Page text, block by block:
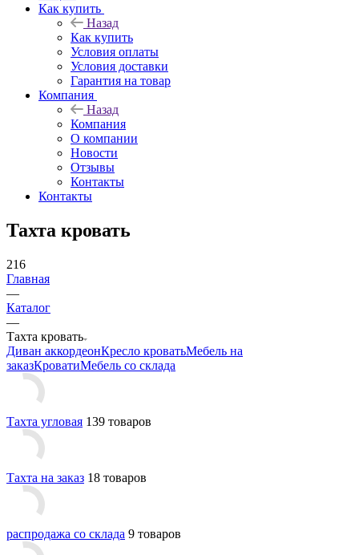
Как купить
Назад
Как купить
Условия оплаты
Условия доставки
Гарантия на товар
Компания
Назад
Компания
О компании
Новости
Отзывы
Контакты
Контакты
Тахта кровать
216
Главная
—
Каталог
—
Тахта кровать
Диван аккордеонКресло кроватьМебель на
заказКроватиМебель со склада
Тахта угловая 139 товаров
Тахта на заказ 18 товаров
распродажа со склада 9 товаров